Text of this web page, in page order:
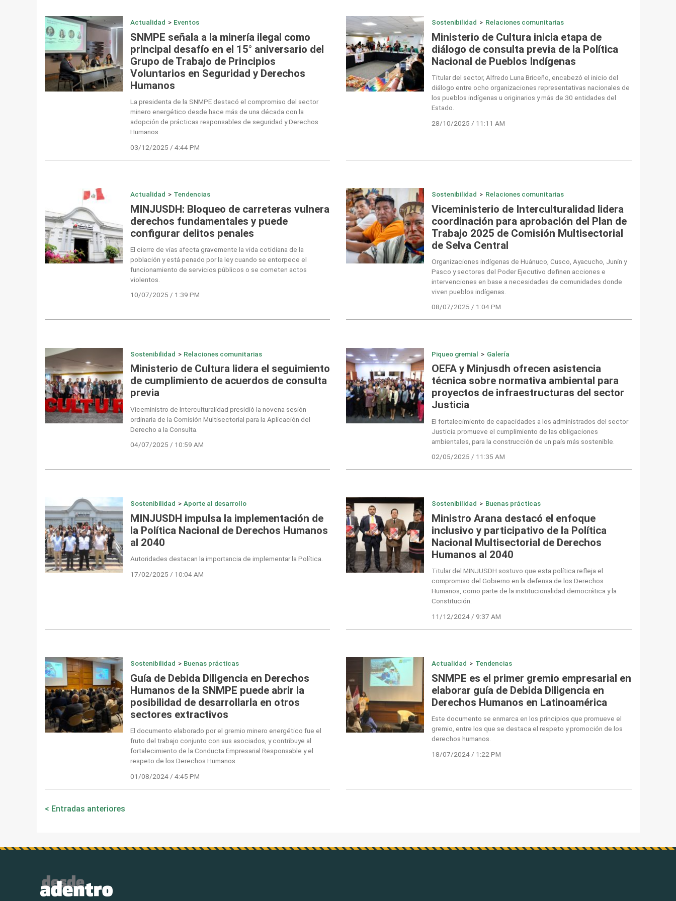
Actualidad > Eventos
SNMPE señala a la minería ilegal como
principal desafío en el 15° aniversario del
Grupo de Trabajo de Principios
Voluntarios en Seguridad y Derechos
Humanos
La presidenta de la SNMPE destacó el compromiso del sector
minero energético desde hace más de una década con la
adopción de prácticas responsables de seguridad y Derechos
Humanos.
03/12/2025 / 4:44 PM
Sostenibilidad > Relaciones comunitarias
Ministerio de Cultura inicia etapa de
diálogo de consulta previa de la Política
Nacional de Pueblos Indígenas
Titular del sector, Alfredo Luna Briceño, encabezó el inicio del
diálogo entre ocho organizaciones representativas nacionales de
los pueblos indígenas u originarios y más de 30 entidades del
Estado.
28/10/2025 / 11:11 AM
Actualidad > Tendencias
MINJUSDH: Bloqueo de carreteras vulnera
derechos fundamentales y puede
configurar delitos penales
El cierre de vías afecta gravemente la vida cotidiana de la
población y está penado por la ley cuando se entorpece el
funcionamiento de servicios públicos o se cometen actos
violentos.
10/07/2025 / 1:39 PM
Sostenibilidad > Relaciones comunitarias
Viceministerio de Interculturalidad lidera
coordinación para aprobación del Plan de
Trabajo 2025 de Comisión Multisectorial
de Selva Central
Organizaciones indígenas de Huánuco, Cusco, Ayacucho, Junín y
Pasco y sectores del Poder Ejecutivo definen acciones e
intervenciones en base a necesidades de comunidades donde
viven pueblos indígenas.
08/07/2025 / 1:04 PM
Sostenibilidad > Relaciones comunitarias
Ministerio de Cultura lidera el seguimiento
de cumplimiento de acuerdos de consulta
previa
Viceministro de Interculturalidad presidió la novena sesión
ordinaria de la Comisión Multisectorial para la Aplicación del
Derecho a la Consulta.
04/07/2025 / 10:59 AM
Piqueo gremial > Galería
OEFA y Minjusdh ofrecen asistencia
técnica sobre normativa ambiental para
proyectos de infraestructuras del sector
Justicia
El fortalecimiento de capacidades a los administrados del sector
Justicia promueve el cumplimiento de las obligaciones
ambientales, para la construcción de un país más sostenible.
02/05/2025 / 11:35 AM
Sostenibilidad > Aporte al desarrollo
MINJUSDH impulsa la implementación de
la Política Nacional de Derechos Humanos
al 2040
Autoridades destacan la importancia de implementar la Política.
17/02/2025 / 10:04 AM
Sostenibilidad > Buenas prácticas
Ministro Arana destacó el enfoque
inclusivo y participativo de la Política
Nacional Multisectorial de Derechos
Humanos al 2040
Titular del MINJUSDH sostuvo que esta política refleja el
compromiso del Gobierno en la defensa de los Derechos
Humanos, como parte de la institucionalidad democrática y la
Constitución.
11/12/2024 / 9:37 AM
Sostenibilidad > Buenas prácticas
Guía de Debida Diligencia en Derechos
Humanos de la SNMPE puede abrir la
posibilidad de desarrollarla en otros
sectores extractivos
El documento elaborado por el gremio minero energético fue el
fruto del trabajo conjunto con sus asociados, y contribuye al
fortalecimiento de la Conducta Empresarial Responsable y el
respeto de los Derechos Humanos.
01/08/2024 / 4:45 PM
Actualidad > Tendencias
SNMPE es el primer gremio empresarial en
elaborar guía de Debida Diligencia en
Derechos Humanos en Latinoamérica
Este documento se enmarca en los principios que promueve el
gremio, entre los que se destaca el respeto y promoción de los
derechos humanos.
18/07/2024 / 1:22 PM
Navegación
Entradas anteriores